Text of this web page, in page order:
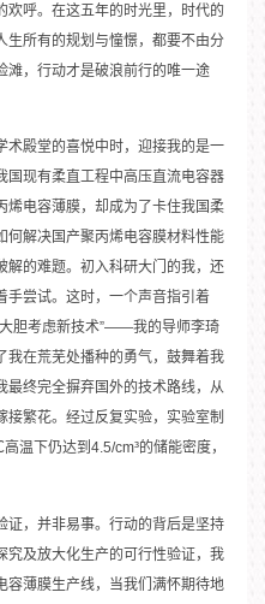
欢呼。在这五年的时光里，时代的
生所有的规划与憧憬，都要不由分
滩，行动才是破浪前行的唯一途
术殿堂的喜悦中时，迎接我的是一
现有柔直工程中高压直流电容器
烯电容薄膜，却成为了卡住我国柔
何解决国产聚丙烯电容膜材料性能
解的难题。初入科研大门的我，还
手尝试。这时，一个声音指引着
胆考虑新技术”——我的导师李琦
我在荒芜处播种的勇气，鼓舞着我
最终完全摒弃国外的技术路线，从
繁花。经过反复实验，实验室制
温下仍达到4.5/cm³的储能密度，
证，并非易事。行动的背后是坚持
究及放大化生产的可行性验证，我
容薄膜生产线，当我们满怀期待地